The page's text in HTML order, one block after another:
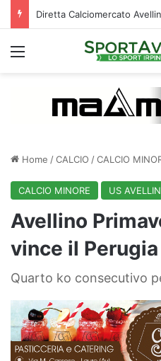
Menu
Home /CALCIO /CALCIO
CALCIO MINORE US
Avellino
vince il Perugia
Quarto ko consecutivo